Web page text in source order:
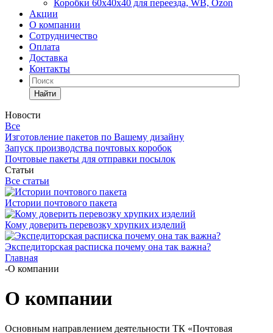
Коробки 60х40х40 для переезда, WB, Ozon
Акции
О компании
Сотрудничество
Оплата
Доставка
Контакты
Найти
Новости
Все
Изготовление пакетов по Вашему дизайну
Запуск производства почтовых коробок
Почтовые пакеты для отправки посылок
Статьи
Все статьи
Истории почтового пакета
Кому доверить перевозку хрупких изделий
Экспедиторская расписка почему она так важна?
Главная
-О компании
О компании
Основным направлением деятельности ТК «Почтовая